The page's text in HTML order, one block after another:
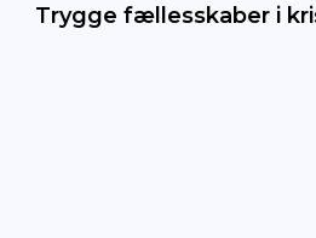
Trygge fællesskaber i